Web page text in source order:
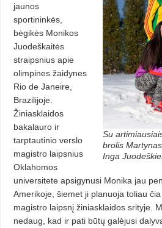
Su
brolis
Inga
jaunos
sportininkės,
bėgikės Monikos
Juodeškaitės
straipsnius apie
olimpines žaidynes
Rio de Janeire,
Brazilijoje.
Žiniasklaidos
bakalauro ir
tarptautinio verslo
magistro laipsnius
Oklahomos
universitete apsigynusi Monika jau
Amerikoje, šiemet ji planuoja toliau
magistro laipsnį žiniasklaidos srityje.
nedaug, kad ir pati būtų galėjusi